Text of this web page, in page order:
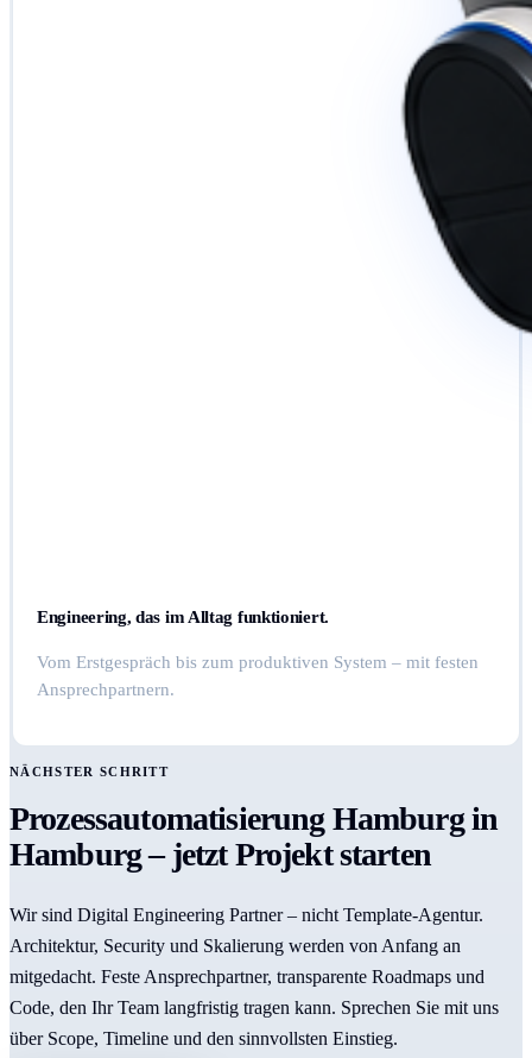
Engineering, das im Alltag funktioniert.
Vom Erstgespräch bis zum produktiven System – mit festen
Ansprechpartnern.
NÄCHSTER SCHRITT
Prozessautomatisierung Hamburg in
Hamburg – jetzt Projekt starten
Wir sind Digital Engineering Partner – nicht Template-Agentur.
Architektur, Security und Skalierung werden von Anfang an
mitgedacht. Feste Ansprechpartner, transparente Roadmaps und
Code, den Ihr Team langfristig tragen kann. Sprechen Sie mit uns
über Scope, Timeline und den sinnvollsten Einstieg.